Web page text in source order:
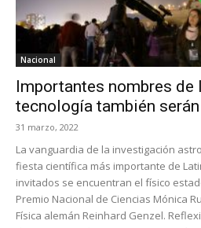
Nacional
Importantes nombres de
tecnología también serán
31 marzo, 2022
La vanguardia de la investigación
fiesta científica más importante de
invitados se encuentran el físico
Premio Nacional de Ciencias Mónica
Física alemán Reinhard Genzel.